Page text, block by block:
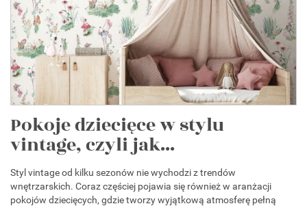
Pokoje dziecięce w stylu
vintage, czyli jak...
Styl vintage od kilku sezonów nie wychodzi z trendów
wnętrzarskich. Coraz częściej pojawia się również w aranżacji
pokojów dziecięcych, gdzie tworzy wyjątkową atmosferę pełną